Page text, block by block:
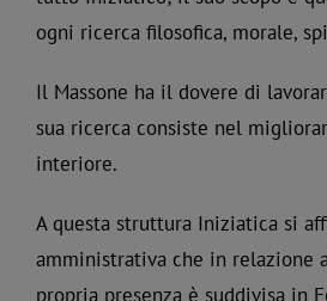
ogni ricerca filosofica, morale,
Il Massone ha il dovere di
sua ricerca consiste nel
interiore.
A questa struttura Iniziatica si
amministrativa che in relazione
propria presenza è suddivisa in